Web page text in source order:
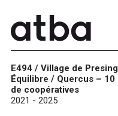
E494 / Village de
Équilibre / Quercus – 10
de coopératives
2021 - 2025